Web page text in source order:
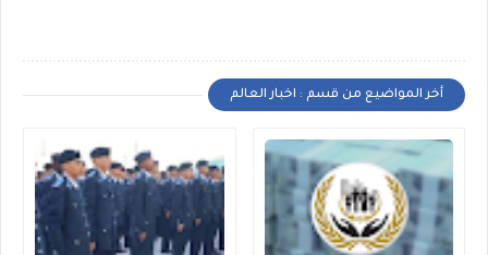
أخر المواضيع من قسم : اخبار العالم